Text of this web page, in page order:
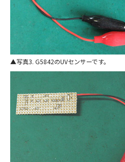
写真3. G5842のUVセンサーです。